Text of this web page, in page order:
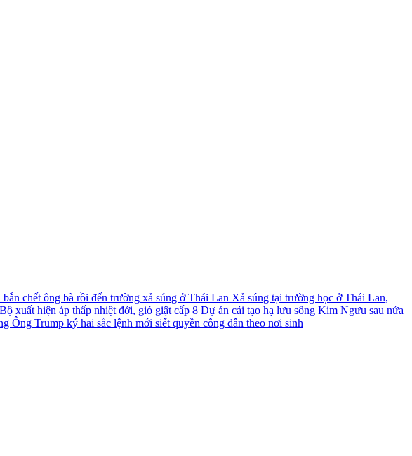
chết ông bà rồi đến trường xả súng ở Thái Lan Xả súng tại trường học ở Thái Lan,
xuất hiện áp thấp nhiệt đới, gió giật cấp 8 Dự án cải tạo hạ lưu sông Kim Ngưu sau nửa
Ông Trump ký hai sắc lệnh mới siết quyền công dân theo nơi sinh